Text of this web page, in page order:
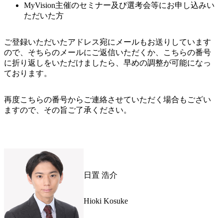
MyVision主催のセミナー及び選考会等にお申し込みい
ただいた方
ご登録いただいたアドレス宛にメールもお送りしています
ので、そちらのメールにご返信いただくか、こちらの番号
に折り返しをいただけましたら、早めの調整が可能になっ
ております。
再度こちらの番号からご連絡させていただく場合もござい
ますので、その旨ご了承ください。
日置 浩介
Hioki Kosuke